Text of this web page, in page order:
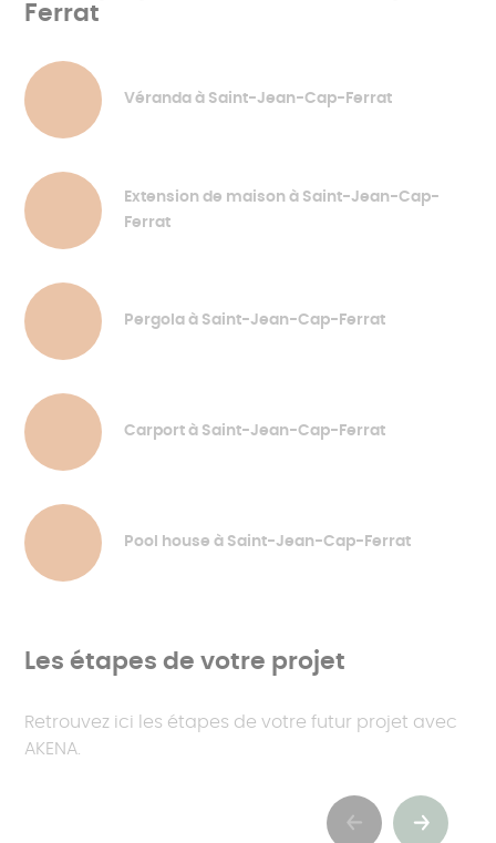
Ferrat
Véranda à Saint-Jean-Cap-Ferrat
Extension de maison à Saint-Jean-Cap-
Ferrat
Pergola à Saint-Jean-Cap-Ferrat
Carport à Saint-Jean-Cap-Ferrat
Pool house à Saint-Jean-Cap-Ferrat
Les étapes de votre projet
Retrouvez ici les étapes de votre futur projet avec
AKENA.
PreviousSuivant